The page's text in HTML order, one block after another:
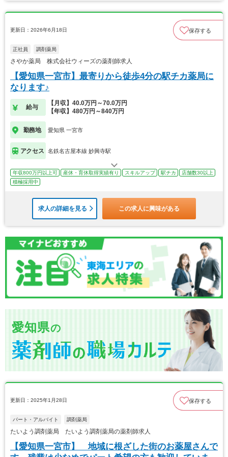
更新日：2026年6月18日 保存する
正社員 調剤薬局
さやか薬局 株式会社ウィーズの薬剤師求人
【愛知県一宮市】最寄りから徒歩4分の駅チカ薬局に
なります♪
給与
【月収】40.0万円～70.0万円
【年収】480万円～840万円
勤務地 愛知県 一宮市
アクセス 名鉄名古屋本線 妙興寺駅
年収800万円以上可 産休・育休取得実績有り スキルアップ 駅チカ
店舗数30以上
積極採用中
求人の詳細を見る この求人に興味がある
愛知県の
更新日：2025年1月28日 保存する
パート・アルバイト 調剤薬局
たいよう調剤薬局 たいよう調剤薬局の薬剤師求人
【愛知県一宮市】 地域に根ざした街のお薬屋さんで